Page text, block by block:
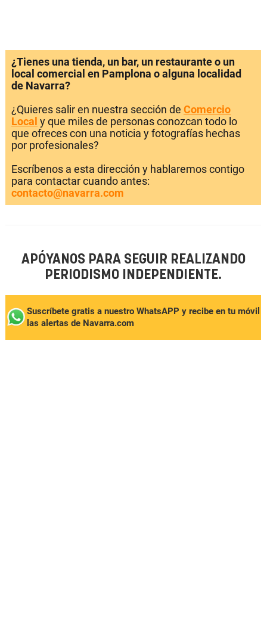
¿Tienes una tienda, un bar, un restaurante o un
local comercial en Pamplona o alguna localidad
de Navarra?
¿Quieres salir en nuestra sección de Comercio
Local y que miles de personas conozcan todo lo
que ofreces con una noticia y fotografías hechas
por profesionales?
Escríbenos a esta dirección y hablaremos contigo
para contactar cuando antes:
contacto@navarra.com
APÓYANOS PARA SEGUIR REALIZANDO
PERIODISMO INDEPENDIENTE.
Suscríbete gratis a nuestro WhatsAPP y recibe en tu móvil
las alertas de Navarra.com